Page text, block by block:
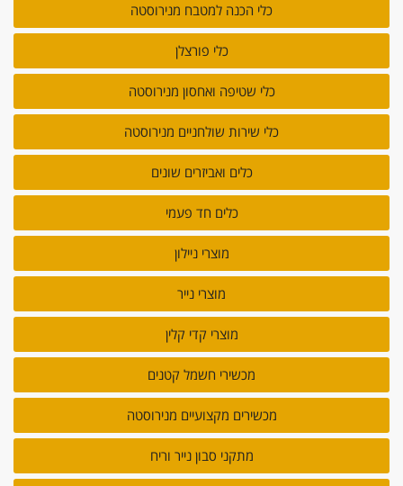
כלי הכנה למטבח מנירוסטה
כלי פורצלן
כלי שטיפה ואחסון מנירוסטה
כלי שירות שולחניים מנירוסטה
כלים ואביזרים שונים
כלים חד פעמי
מוצרי ניילון
מוצרי נייר
מוצרי קדי קלין
מכשירי חשמל קטנים
מכשירים מקצועיים מנירוסטה
מתקני סבון נייר וריח